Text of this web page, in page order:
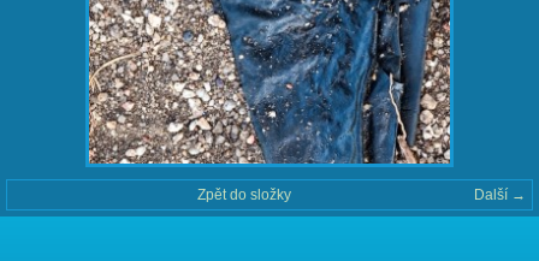
Další →
Zpět do složky